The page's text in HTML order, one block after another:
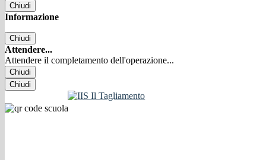
Chiudi
Informazione
Chiudi
Attendere...
Attendere il completamento dell'operazione...
Chiudi
Chiudi